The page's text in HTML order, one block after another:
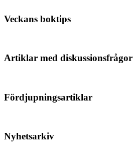
Veckans boktips
Artiklar med diskussionsfrågor
Fördjupningsartiklar
Nyhetsarkiv